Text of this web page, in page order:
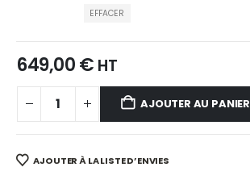
EFFACER
649,00€ HT
AJOUTER AU PANIER
AJOUTER À LA LISTE D’ENVIES